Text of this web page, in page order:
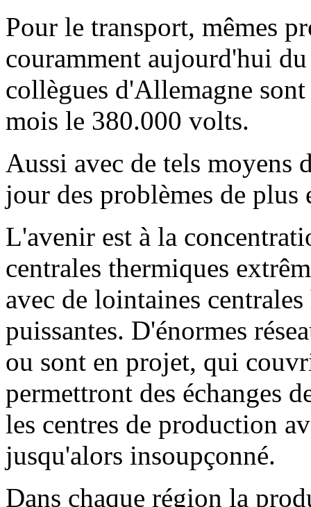
Pour le transport, mêmes
couramment aujourd'hui
collègues d'Allemagne
mois le 380.000 volts.
Aussi avec de tels moyens
jour des problèmes de plus
L'avenir est à la
centrales thermiques
avec de lointaines
puissantes. D'énormes
ou sont en projet, qui
permettront des échanges
les centres de production
jusqu'alors insoupçonné.
Dans chaque région la